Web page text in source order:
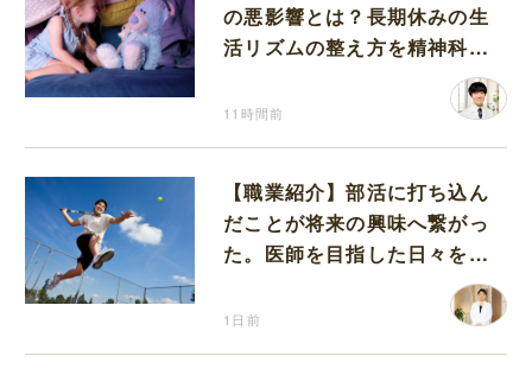
の悪影響とは？長期休みの生
活リズムの整え方を精神科医
11時間前
【職業紹介】部活に打ち込ん
だことが将来の興味へ繋がっ
た。医師を目指した日々を振
1日前